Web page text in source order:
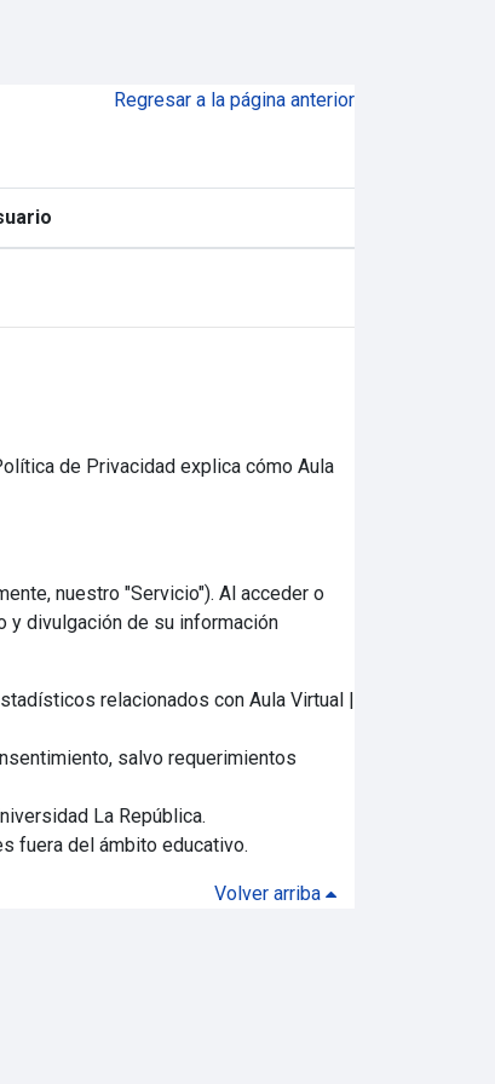
Regresar a la página anterior
de Privacidad explica cómo Aula
nuestro "Servicio"). Al acceder o
y divulgación de su información
relacionados con Aula Virtual |
salvo requerimientos
La República.
fuera del ámbito educativo.
Volver arriba